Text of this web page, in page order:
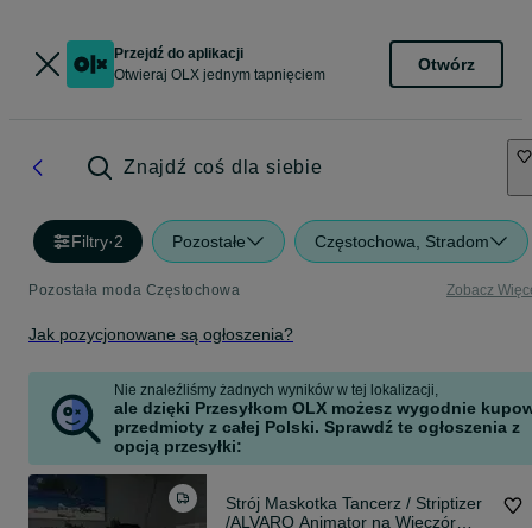
Przejdź do aplikacji
Otwieraj OLX jednym tapnięciem
Otwórz
Znajdź coś dla siebie
Filtry·2 Pozostałe Częstochowa, Stradom
Pozostała moda Częstochowa Zobacz
Jak pozycjonowane są ogłoszenia?
Nie znaleźliśmy żadnych wyników w tej lokalizacji,
ale dzięki Przesyłkom OLX możesz wygodnie
przedmioty z całej Polski. Sprawdź te ogłoszenia z
opcją przesyłki:
Strój Maskotka Tancerz / Striptizer
/ALVARO Animator na Wieczór